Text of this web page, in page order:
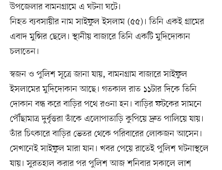
উপজেলার বামনগ্রামে এ ঘটনা ঘটে।
নিহত ব্যবসায়ীর নাম সাইফুল ইসলাম (৫৫)। তিনি একই গ্রামের
এবাদ মুন্সির ছেলে। স্থানীয় বাজারে তিনি একটি মুদিদোকান
চলাতেন।
স্বজন ও পুলিশ সূত্রে জানা যায়, বামনগ্রাম বাজারে সাইফুল
ইসলামের মুদিদোকান আছে। গতকাল রাত ১১টার দিকে তিনি
দোকান বন্ধ করে বাড়ির পথে রওনা হন। বাড়ির ফটকের সামনে
পৌঁছামাত্র দুর্বৃত্তরা তাঁকে এলোপাতাড়ি কুপিয়ে দ্রুত পালিয়ে যায়।
তাঁর চিৎকারে বাড়ির ভেতর থেকে পরিবারের লোকজন আসেন।
সেখানেই সাইফুল মারা যান। খবর পেয়ে রাতেই পুলিশ ঘটনাস্থলে
যায়। সুরতহাল করার পর পুলিশ আজ শনিবার সকালে লাশ